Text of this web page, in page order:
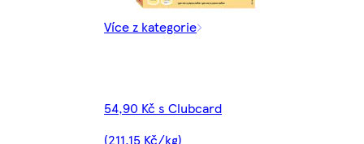
Více z kategorie
54,90 Kč s Clubcard
(211,15 Kč/kg)